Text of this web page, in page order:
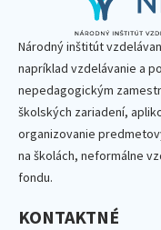
Národný inštitút
napríklad vzdelávanie a
nepedagogickým
školských zariadení,
organizovanie
na školách, neformálne
fondu.
KONTAKTNÉ